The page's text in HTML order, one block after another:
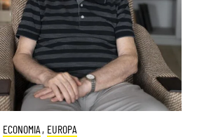
ECONOMIA , EUROPA